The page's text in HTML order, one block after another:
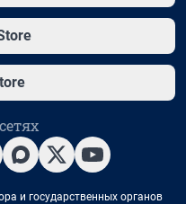
и государственных органов